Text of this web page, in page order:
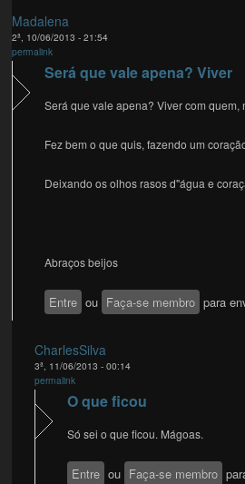
Madalena
2ª, 10/06/2013 - 21:54
permalink
Será que vale apena? Viver
Será que vale apena? Viver com quem,
Fez bem o que quis, fazendo um
Deixando os olhos rasos d"água e
Abraços beijos
Entre ou Faça-se membro para
CharlesSilva
3ª, 11/06/2013 - 00:14
permalink
O que ficou
Só sei o que ficou. Mágoas.
Entre ou Faça-se membro